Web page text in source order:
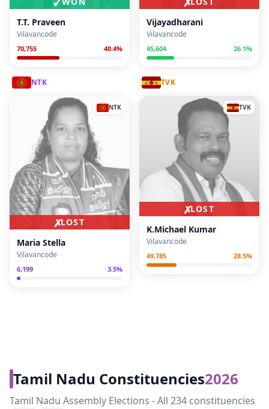
T.T. Praveen
Vilavancode
70,755 40.4%
Vijayadharani
Vilavancode
45,604 26.1%
NTK
✗LOST
NTK
Maria Stella
Vilavancode
6,199 3.5%
TVK
✗LOST
TVK
K.Michael Kumar
Vilavancode
49,785 28.5%
Tamil Nadu Constituencies2026
Tamil Nadu Assembly Elections - All 234 constituencies